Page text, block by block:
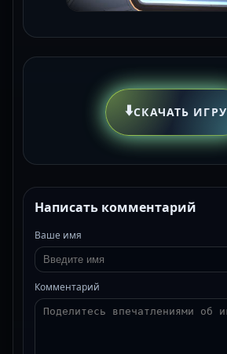
⬇️СКАЧАТЬ ИГРУ
Написать комментарий
Ваше имя
Комментарий